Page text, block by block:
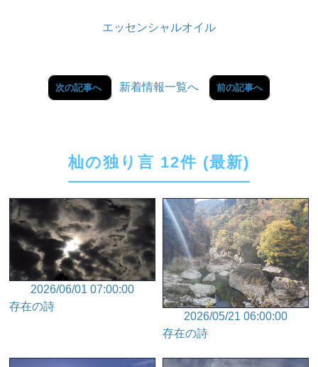
エッセンシャルオイル
次の記事へ 新着情報一覧へ 前の記事へ
杣の独り言 12件 (最新)
2026/06/01 07:00:00
存在の詩
2026/05/21 06:00:00
存在の詩